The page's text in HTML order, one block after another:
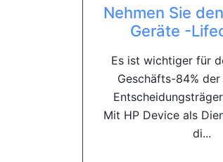
Nehmen Sie
Geräte -
Es ist wichtiger für
Geschäfts-84%
Mit HP Device als
di...